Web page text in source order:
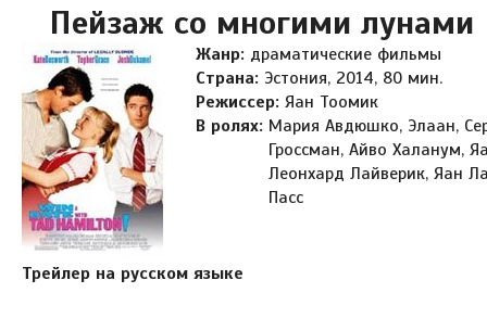
Пейзаж со многими лунами
Жанр: драматические фильмы
Страна: Эстония, 2014, 80 мин.
Режиссер: Яан Тоомик
В ролях: Мария Авдюшко, Элаан,
Гроссман, Айво Халанум,
Леонхард Лайверик, Яан
Пасс
Трейлер на русском языке